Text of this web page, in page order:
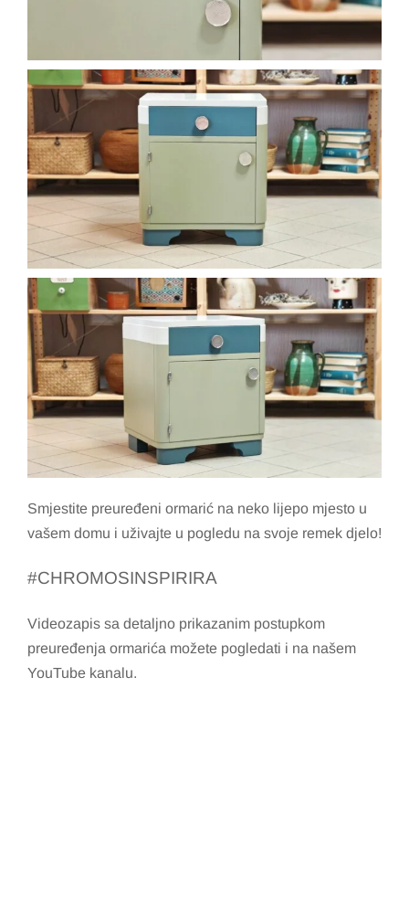
Smjestite preuređeni ormarić na neko lijepo mjesto u
vašem domu i uživajte u pogledu na svoje remek djelo!
#CHROMOSINSPIRIRA
Videozapis sa detaljno prikazanim postupkom
preuređenja ormarića možete pogledati i na našem
YouTube kanalu.